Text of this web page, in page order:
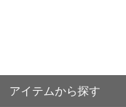
アイテムから探す